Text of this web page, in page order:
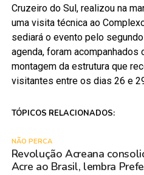
Cruzeiro do Sul, realizou na
uma visita técnica ao
sediará o evento pelo
agenda, foram
montagem da estrutura que
visitantes entre os dias 26 e
TÓPICOS RELACIONADOS:
NÃO PERCA
Revolução Acreana
Acre ao Brasil, lembra